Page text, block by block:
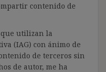
contenido de
utilizan la
(IAG) con ánimo de
de terceros sin
de autor, me ha